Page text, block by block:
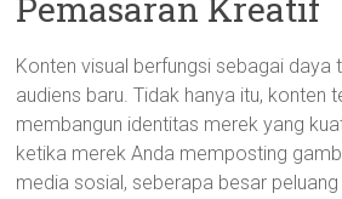
Pemasaran Kreatif
Konten visual berfungsi sebagai daya
audiens baru. Tidak hanya itu, konten
membangun identitas merek yang
ketika merek Anda memposting
media sosial, seberapa besar